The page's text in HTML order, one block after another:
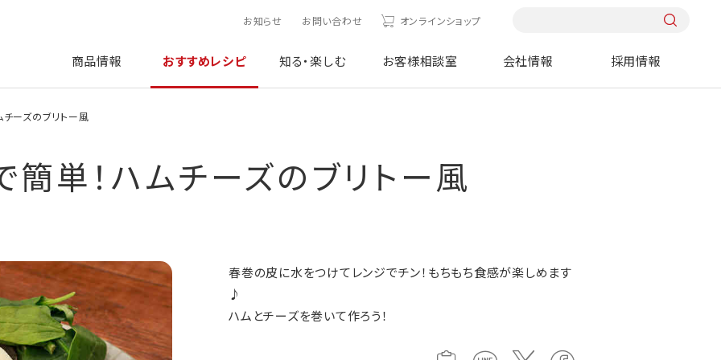
お知らせ お問い合わせ オンラインショップ
商品情報 おすすめレシピ 知る・楽しむ お客様相談室 会社情報 採用情報
ーズのブリトー風
簡単！ハムチーズのブリトー風
春巻の皮に水をつけてレンジでチン！もちもち食感が楽しめます
♪
ハムとチーズを巻いて作ろう！